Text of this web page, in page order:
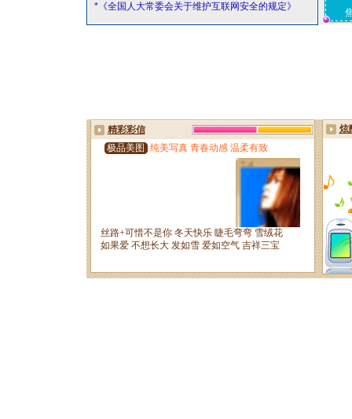
*《全国人大常委会关于维护互联网安全的规定》